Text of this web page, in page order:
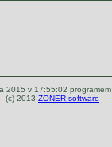
2015 v 17:55:02 programem
(c) 2013 ZONER software